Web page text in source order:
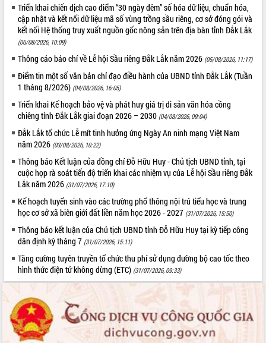
Triển khai chiến dịch cao điểm “30 ngày đêm” số hóa dữ liệu, chuẩn hóa,
cập nhật và kết nối dữ liệu mã số vùng trồng sầu riêng, cơ sở đóng gói và
kết nối Hệ thống truy xuất nguồn gốc nông sản trên địa bàn tỉnh Đắk Lắk
(06/08/2026, 10:09)
Thông cáo báo chí về Lễ hội Sầu riêng Đắk Lắk năm 2026 (05/08/2026, 11:17)
Điểm tin một số văn bản chỉ đạo điều hành của UBND tỉnh Đắk Lắk (Tuần
1 tháng 8/2026) (04/08/2026, 16:05)
Triển khai Kế hoạch bảo vệ và phát huy giá trị di sản văn hóa cồng
chiêng tỉnh Đắk Lắk giai đoạn 2026 – 2030 (04/08/2026, 09:04)
Đắk Lắk tổ chức Lễ mít tinh hưởng ứng Ngày An ninh mạng Việt Nam
năm 2026 (03/08/2026, 10:22)
Thông báo Kết luận của đồng chí Đỗ Hữu Huy - Chủ tịch UBND tỉnh, tại
cuộc họp rà soát tiến độ triển khai các nhiệm vụ của Lễ hội Sầu riêng Đắk
Lắk năm 2026 (31/07/2026, 17:10)
Kế hoạch tuyển sinh vào các trường phổ thông nội trú tiểu học và trung
học cơ sở xã biên giới đất liền năm học 2026 - 2027 (31/07/2026, 15:50)
Thông báo kết luận của Chủ tịch UBND tỉnh Đỗ Hữu Huy tại kỳ tiếp công
dân định kỳ tháng 7 (31/07/2026, 15:11)
Tăng cường tuyên truyền tổ chức thu phí sử dụng đường bộ cao tốc theo
hình thức điện tử không dừng (ETC) (31/07/2026, 09:33)